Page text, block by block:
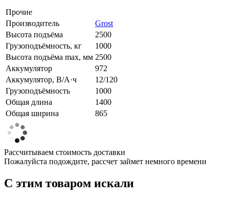
Прочие
Производитель
Grost
Высота подъёма
2500
Грузоподъёмность, кг
1000
Высота подъёма max, мм 2500
Аккумулятор
972
Аккумулятор, В/А·ч
12/120
Грузоподъёмность
1000
Общая длина
1400
Общая ширина
865
Рассчитываем стоимость доставки
Пожалуйста подождите, рассчет займет немного времени
C этим товаром искали